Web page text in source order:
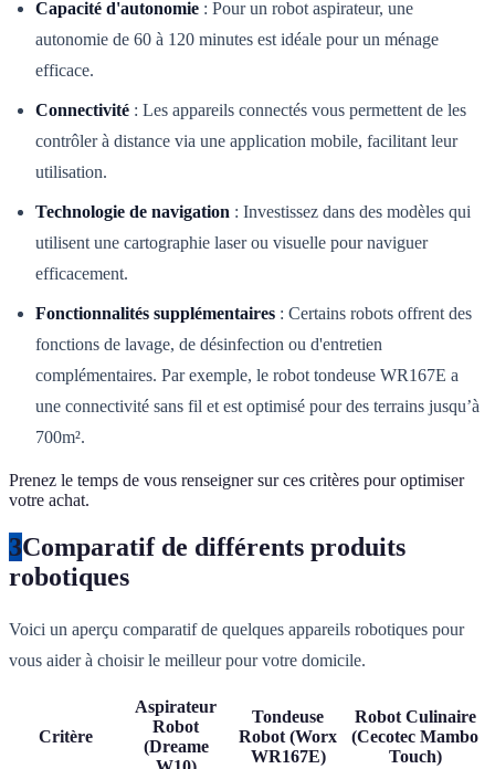
Capacité d'autonomie : Pour un robot aspirateur, une
autonomie de 60 à 120 minutes est idéale pour un ménage
efficace.
Connectivité : Les appareils connectés vous permettent de les
contrôler à distance via une application mobile, facilitant leur
utilisation.
Technologie de navigation : Investissez dans des modèles qui
utilisent une cartographie laser ou visuelle pour naviguer
efficacement.
Fonctionnalités supplémentaires : Certains robots offrent des
fonctions de lavage, de désinfection ou d'entretien
complémentaires. Par exemple, le robot tondeuse WR167E a
une connectivité sans fil et est optimisé pour des terrains jusqu’à
700m².
Prenez le temps de vous renseigner sur ces critères pour optimiser
votre achat.
3Comparatif de différents produits
robotiques
Voici un aperçu comparatif de quelques appareils robotiques pour
vous aider à choisir le meilleur pour votre domicile.
Critère
Aspirateur
Robot
(Dreame
Tondeuse
Robot (Worx
WR167E)
Robot Culinaire
(Cecotec Mambo
Touch)